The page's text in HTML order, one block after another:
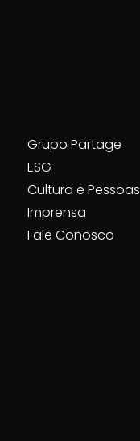
Grupo Partage
ESG
Cultura e Pessoas
Imprensa
Fale Conosco